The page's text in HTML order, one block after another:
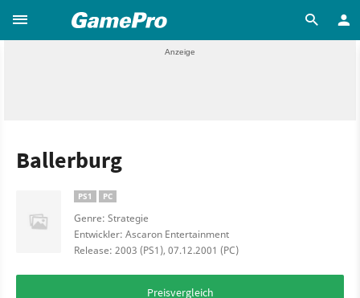
Ballerburg
PS1 PC
Genre: Strategie
Entwickler: Ascaron Entertainment
Release: 2003 (PS1), 07.12.2001 (PC)
Preisvergleich